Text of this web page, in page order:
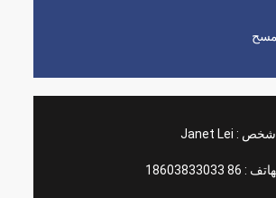
شخص : Janet Lei
:
86 18603833033